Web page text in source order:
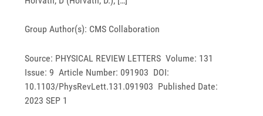
Group Author(s): CMS Collaboration
Source: PHYSICAL REVIEW LETTERS Volume: 131
Issue: 9 Article Number: 091903 DOI:
10.1103/PhysRevLett.131.091903 Published Date:
2023 SEP 1